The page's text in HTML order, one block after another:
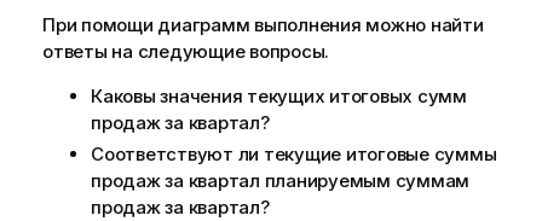
При помощи диаграмм выполнения можно найти
ответы на следующие вопросы.
Каковы значения текущих итоговых сумм
продаж за квартал?
Соответствуют ли текущие итоговые суммы
продаж за квартал планируемым суммам
продаж за квартал?